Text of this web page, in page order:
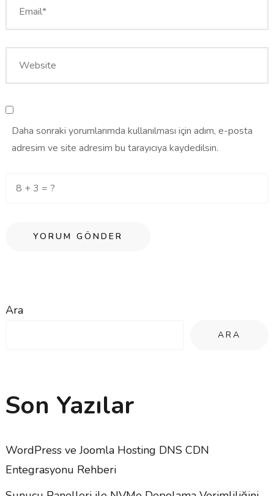
Daha sonraki yorumlarımda kullanılması için adım, e-posta
adresim ve site adresim bu tarayıcıya kaydedilsin.
Ara
ARA
Son Yazılar
WordPress ve Joomla Hosting DNS CDN
Entegrasyonu Rehberi